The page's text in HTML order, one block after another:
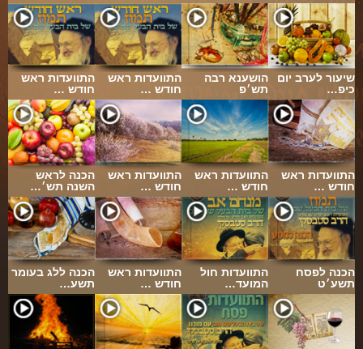
התוועדות ראש
חודש …
התוועדות ראש
חודש …
הושענא רבה
תש׳פ
שיעור לערב יום
כיפ…
הכנה לראש
השנה תש׳…
התוועדות ראש
חודש …
התוועדות ראש
חודש …
התוועדות ראש
חודש …
הכנה ללג בעומר
תשע…
התוועדות ראש
חודש …
התוועדות חול
המועד…
הכנה לפסח
תשע׳ט